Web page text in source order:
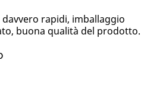
rapidi, imballaggio
buona qualità del prodotto.